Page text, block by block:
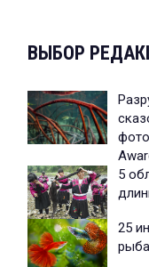
ВЫБОР
5
25